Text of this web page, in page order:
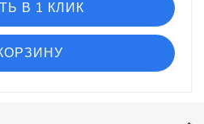
В 1 КЛИК